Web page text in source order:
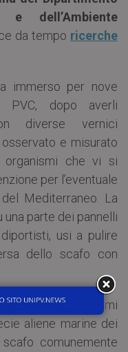
dell’Ambiente
da tempo ricerche
immerso per nove
dopo averli
diverse vernici
e misurato
organismi che vi si
per l’eventuale
Mediterraneo. La
parte dei pannelli
usi a pulire
dello scafo con
uno dei primi
aliene marine dei
comunemente